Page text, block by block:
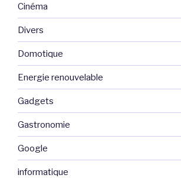
Cinéma
Divers
Domotique
Energie renouvelable
Gadgets
Gastronomie
Google
informatique